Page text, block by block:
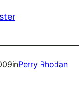
inPerry Rhodan